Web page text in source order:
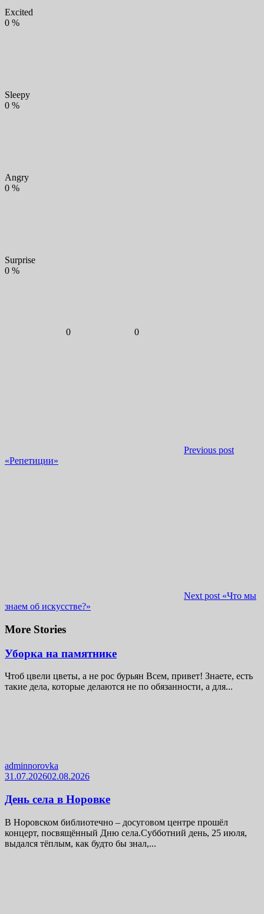
Excited
0 %
Sleepy
0 %
Angry
0 %
Surprise
0 %
0 0
Previous post
«Репетиции»
Next post «Что мы
знаем об искусстве?»
More Stories
Уборка на памятнике
Чтоб цвели цветы, а не рос бурьян Всем, привет! Знаете, есть
такие дела, которые делаются не по обязанности, а для...
adminnorovka
31.07.202602.08.2026
День села в Норовке
В Норовском библиотечно – досуговом центре прошёл
концерт, посвящённый Дню села.Субботний день, 25 июля,
выдался тёплым, как будто бы знал,...